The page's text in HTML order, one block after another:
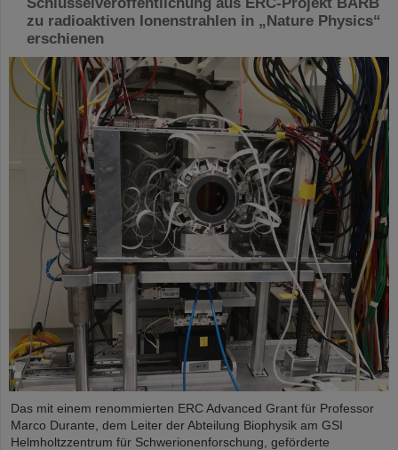
zu radioaktiven Ionenstrahlen in „Nature Physics“
erschienen
Das mit einem renommierten ERC Advanced Grant für Professor
Marco Durante, dem Leiter der Abteilung Biophysik am GSI
Helmholtzzentrum für Schwerionenforschung, geförderte